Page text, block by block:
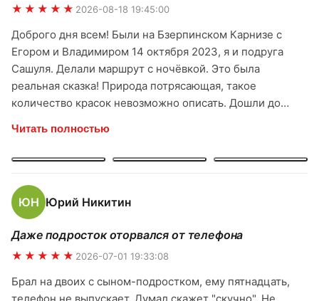
пейзажами и устроил мне такой чудесный день! Лучше
ridertrip за прекраснейшего гида и организацию.
Обязательно пойду еще в интересный поход от вас) И
Всем очень-очень рекомендую!
★★★★★ 2026-08-18 19:45:00
Доброго дня всем! Были на Бзерпинском Карнизе с
Егором и Владимиром 14 октября 2023, я и подруга
Сашуля. Делали маршрут с ночёвкой. Это была
реальная сказка! Природа потрясающая, такое
количество красок невозможно описать. Дошли до
вершины. Гид Егор очень внимательный, заботливый,
рассказал много интересного про маршрут, про
растения, про места. Чувствовали себя в полной
безопасности. Спасибо Владимиру за организацию —
всё было четко, без накладок. Однозначно рекомендую
и обязательно вернёмся ещё!
Читать полностью
ЮН Юрий Никитин
Даже подросток оторвался от телефона
★★★★★ 2026-07-01 19:33:08
Брал на двоих с сыном-подростком, ему пятнадцать,